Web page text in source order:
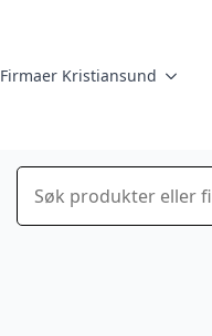
Firmaer Kristiansund
Søk